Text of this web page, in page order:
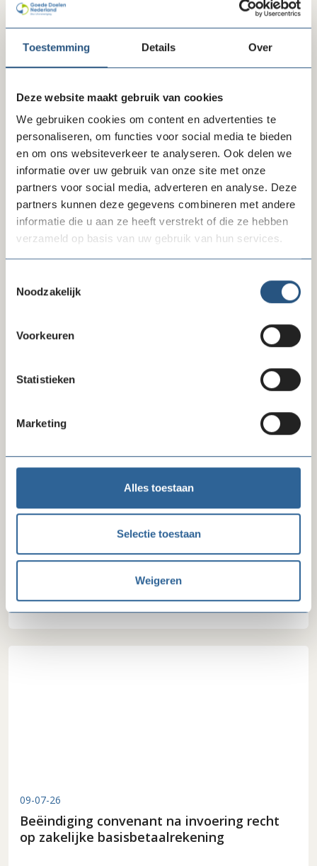
Toestemming Details Over
Deze website maakt gebruik van cookies
We gebruiken cookies om content en advertenties te
personaliseren, om functies voor social media te bieden
en om ons websiteverkeer te analyseren. Ook delen we
informatie over uw gebruik van onze site met onze
partners voor social media, adverteren en analyse. Deze
partners kunnen deze gegevens combineren met andere
informatie die u aan ze heeft verstrekt of die ze hebben
verzameld op basis van uw gebruik van hun services.
Noodzakelijk
Voorkeuren
Statistieken
Marketing
Alles toestaan
Selectie toestaan
Weigeren
van de minister om in overleg te gaan met de minister
verbod van telefonische benadering van klanten of
potentiële klanten geldt? Dat lijkt niet het geval. Op deze
namelijk dat het amendement ziet op een verbod op
telemarketing op basis van de klantrelatie, niet op een
verbod op telemarketing in zijn algemeenheid. Dat
laatste zou Europeesrechtelijk ook niet mogen.
Goede Doelen Nederland zal ook de komende periode
bij de overheid en politiek het belang blijven
benadrukken voor goede doelen om telefonisch contact
te kunnen hebben met hun donateurs, vrijwilligers en
diegenen die een manifestatie hebben bijgewoond.
10-07-26
Reactie FD-artikel gegevensverzameling
09-07-26
Beëindiging convenant na invoering recht
op zakelijke basisbetaalrekening